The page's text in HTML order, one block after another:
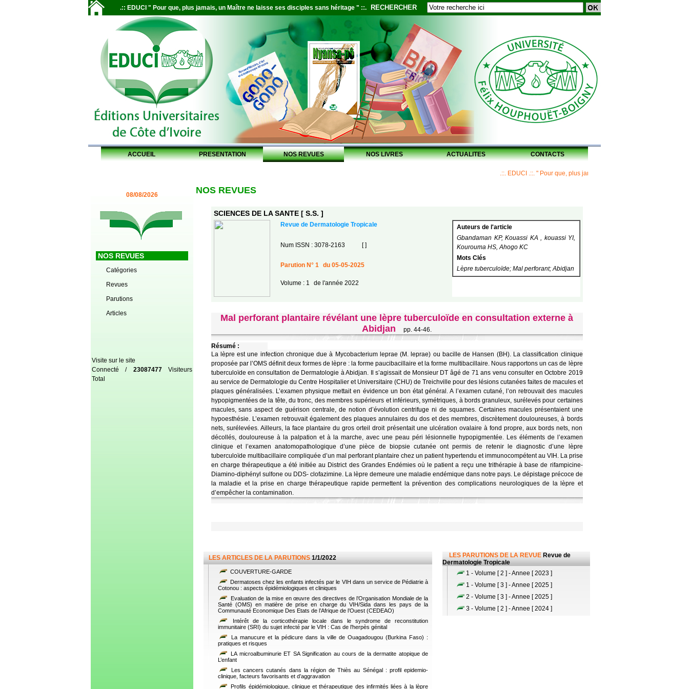
.:: EDUCI " Pour que, plus jamais, un Maître ne laisse ses disciples sans héritage " ::. RECHERCHER
ACCUEIL PRESENTATION NOS REVUES NOS LIVRES ACTUALITES CONTACTS
.::. EDUCI .::. " Pour que, plus jamais, un Maître ne laisse ses
08/08/2026
NOS REVUES
Catégories
Revues
Parutions
Articles
Visite sur le site
Connecté / 23087477Visiteurs
Total
NOS REVUES
SCIENCES DE LA SANTE [ S.S. ]
Revue de Dermatologie Tropicale
Auteurs de l'article
Gbandaman KP, Kouassi KA , kouassi YI,
Kourouma HS, Ahogo KC
Mots Clés
Lèpre tuberculoïde; Mal perforant; Abidjan
Num ISSN : 3078-2163 [ ]
Parution N° 1 du 05-05-2025
Volume : 1 de l'année 2022
Mal perforant plantaire révélant une lèpre tuberculoïde en consultation externe à
Abidjan
pp. 44-46.
Résumé :
La lèpre est une infection chronique due à Mycobacterium leprae (M. leprae) ou bacille de Hansen (BH). La classification clinique
proposée par l’OMS définit deux formes de lèpre : la forme paucibacillaire et la forme multibacillaire. Nous rapportons un cas de lèpre
tuberculoïde en consultation de Dermatologie à Abidjan. Il s’agissait de Monsieur DT âgé de 71 ans venu consulter en Octobre 2019
au service de Dermatologie du Centre Hospitalier et Universitaire (CHU) de Treichville pour des lésions cutanées faites de macules et
plaques généralisées. L’examen physique mettait en évidence un bon état général. A l’examen cutané, l’on retrouvait des macules
hypopigmentées de la tête, du tronc, des membres supérieurs et inférieurs, symétriques, à bords granuleux, surélevés pour certaines
macules, sans aspect de guérison centrale, de notion d’évolution centrifuge ni de squames. Certaines macules présentaient une
hypoesthésie. L’examen retrouvait également des plaques annulaires du dos et des membres, discrètement douloureuses, à bords
nets, surélevées. Ailleurs, la face plantaire du gros orteil droit présentait une ulcération ovalaire à fond propre, aux bords nets, non
décollés, douloureuse à la palpation et à la marche, avec une peau péri lésionnelle hypopigmentée. Les éléments de l’examen
clinique et l’examen anatomopathologique d’une pièce de biopsie cutanée ont permis de retenir le diagnostic d’une lèpre
tuberculoïde multibacillaire compliquée d’un mal perforant plantaire chez un patient hypertendu et immunocompétent au VIH. La prise
en charge thérapeutique a été initiée au District des Grandes Endémies où le patient a reçu une trithérapie à base de rifampicine-
Diamino-diphényl sulfone ou DDS- clofazimine. La lèpre demeure une maladie endémique dans notre pays. Le dépistage précoce de
la maladie et la prise en charge thérapeutique rapide permettent la prévention des complications neurologiques de la lèpre et
d’empêcher la contamination.
LES ARTICLES DE LA PARUTIONS 1/1/2022
COUVERTURE-GARDE
Dermatoses chez les enfants infectés par le VIH dans un service de Pédiatrie à
Cotonou : aspects épidémiologiques et cliniques
Evaluation de la mise en œuvre des directives de l’Organisation Mondiale de la
Santé (OMS) en matière de prise en charge du VIH/Sida dans les pays de la
Communauté Economique Des Etats de l’Afrique de l’Ouest (CEDEAO)
Intérêt de la corticothérapie locale dans le syndrome de reconstitution
immunitaire (SRI) du sujet infecté par le VIH : Cas de l’herpès génital
La manucure et la pédicure dans la ville de Ouagadougou (Burkina Faso) :
pratiques et risques
LA microalbuminurie ET SA Signification au cours de la dermatite atopique de
L’enfant
Les cancers cutanés dans la région de Thiès au Sénégal : profil epidemio-
clinique, facteurs favorisants et d’aggravation
Profils épidémiologique, clinique et thérapeutique des infirmités liées à la lèpre
LES PARUTIONS DE LA REVUE Revue de
Dermatologie Tropicale
1 - Volume [ 2 ] - Annee [ 2023 ]
1 - Volume [ 3 ] - Annee [ 2025 ]
2 - Volume [ 3 ] - Annee [ 2025 ]
3 - Volume [ 2 ] - Annee [ 2024 ]